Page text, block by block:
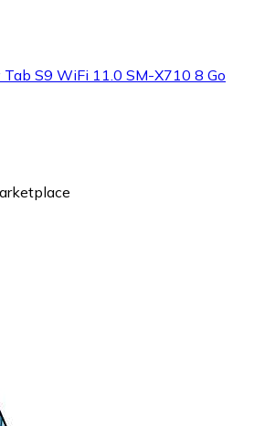
Tab S9 WiFi 11.0 SM-X710 8 Go